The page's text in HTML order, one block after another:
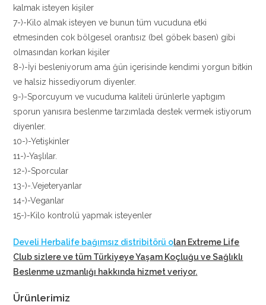
kalmak isteyen kişiler
7-)-Kilo almak isteyen ve bunun tüm vucuduna etki
etmesinden cok bölgesel orantısız (bel göbek basen) gibi
olmasından korkan kişiler
8-)-İyi besleniyorum ama ğün içerisinde kendimi yorgun bitkin
ve halsiz hissediyorum diyenler.
9-)-Sporcuyum ve vucuduma kaliteli ürünlerle yaptıgım
sporun yanısıra beslenme tarzımlada destek vermek istiyorum
diyenler.
10-)-Yetişkinler
11-)-Yaşlılar.
12-)-Sporcular
13-)-.Vejeteryanlar
14-)-Veganlar
15-)-Kilo kontrolü yapmak isteyenler
Develi Herbalife bağımsız distribitörü olan Extreme Life
Club sizlere ve tüm Türkiyeye Yaşam Koçluğu ve Sağlıklı
Beslenme uzmanlığı hakkında hizmet veriyor.
Ürünlerimiz